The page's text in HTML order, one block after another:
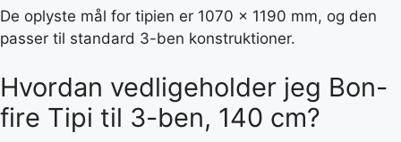
De oplyste mål for tipien er 1070 x 1190 mm, og den
passer til standard 3-ben konstruktioner.
Hvordan vedligeholder jeg Bon-
fire Tipi til 3-ben, 140 cm?